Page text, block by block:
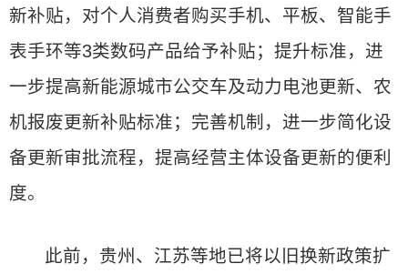
新补贴，对个人消费者购买手机、平板、智能手
表手环等3类数码产品给予补贴；提升标准，进
一步提高新能源城市公交车及动力电池更新、农
机报废更新补贴标准；完善机制，进一步简化设
备更新审批流程，提高经营主体设备更新的便利
度。
此前，贵州、江苏等地已将以旧换新政策扩